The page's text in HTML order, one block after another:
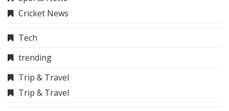
Cricket News
Tech
trending
Trip & Travel
Trip & Travel